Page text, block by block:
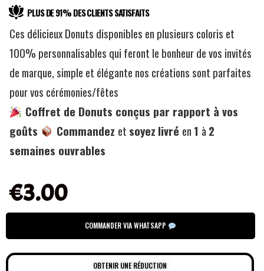
PLUS DE 91% DES CLIENTS SATISFAITS
Ces délicieux Donuts disponibles en plusieurs coloris et
100% personnalisables qui feront le bonheur de vos invités
de marque, simple et élégante nos créations sont parfaites
pour vos cérémonies/fêtes
Coffret de Donuts conçus par rapport à vos
goûts
Commandez et soyez livré en 1 à 2
semaines ouvrables
€3.00
COMMANDER VIA WHATSAPP
OBTENIR UNE RÉDUCTION